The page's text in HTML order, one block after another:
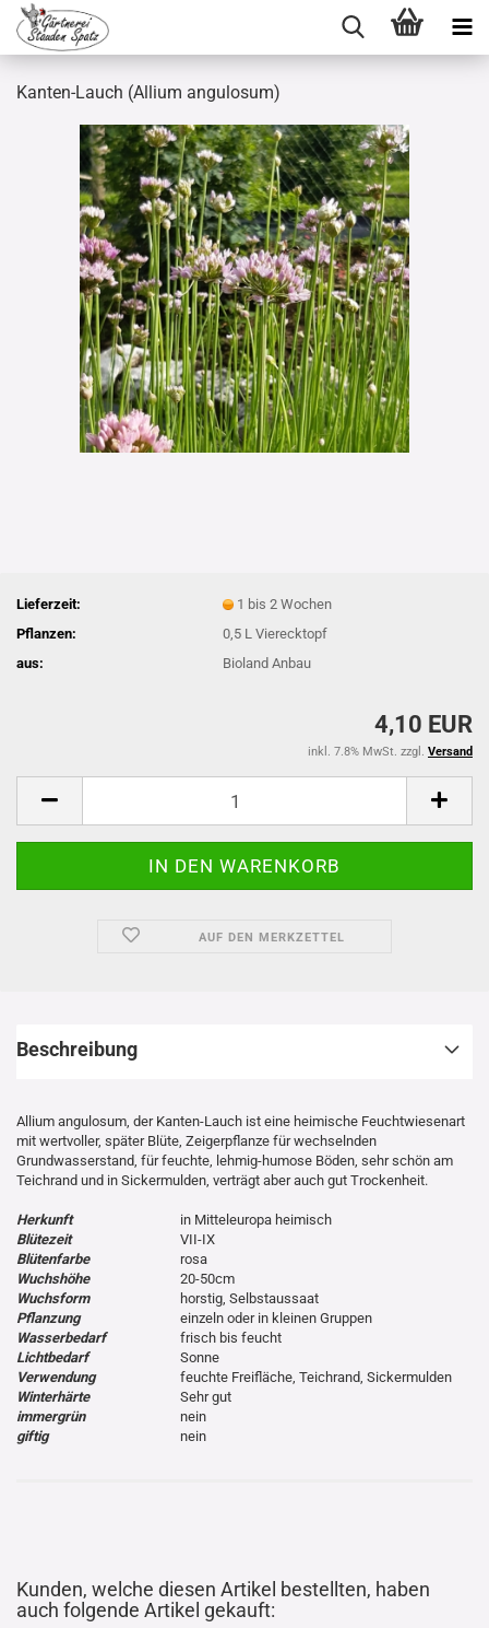
Kanten-Lauch (Allium angulosum)
Lieferzeit:
1 bis 2 Wochen
Pflanzen:
0,5 L Vierecktopf
aus:
Bioland Anbau
4,10 EUR
inkl. 7.8% MwSt. zzgl. Versand
AUF DEN MERKZETTEL
Beschreibung
Allium angulosum, der Kanten-Lauch ist eine heimische Feuchtwiesenart
mit wertvoller, später Blüte, Zeigerpflanze für wechselnden
Grundwasserstand, für feuchte, lehmig-humose Böden, sehr schön am
Teichrand und in Sickermulden, verträgt aber auch gut Trockenheit.
Herkunft
in Mitteleuropa heimisch
Blütezeit
VII-IX
Blütenfarbe
rosa
Wuchshöhe
20-50cm
Wuchsform
horstig, Selbstaussaat
Pflanzung
einzeln oder in kleinen Gruppen
Wasserbedarf
frisch bis feucht
Lichtbedarf
Sonne
Verwendung
feuchte Freifläche, Teichrand, Sickermulden
Winterhärte
Sehr gut
immergrün
nein
giftig
nein
Kunden, welche diesen Artikel bestellten, haben
auch folgende Artikel gekauft: